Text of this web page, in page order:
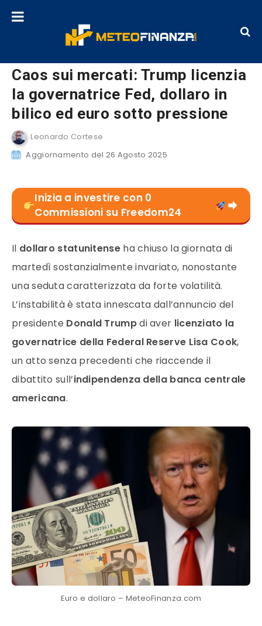
Caos sui mercati: Trump licenzia
la governatrice Fed, dollaro in
bilico ed euro sotto pressione
Leonardo Cortese
Aggiornamento del 26 Agosto 2025
Inizia a investire con 0
Commissioni su Freedom24
Il dollaro statunitenseha chiuso la giornata di
martedì sostanzialmente invariato, nonostante
una seduta caratterizzata da forte volatilità.
L’instabilità è stata innescata dall’annuncio del
presidente Donald Trumpdi aver licenziato la
governatrice della Federal Reserve Lisa Cook,
un atto senza precedenti che riaccende il
dibattito sull’indipendenza della banca centrale
americana.
Euro e dollaro – MeteoFinanza.com